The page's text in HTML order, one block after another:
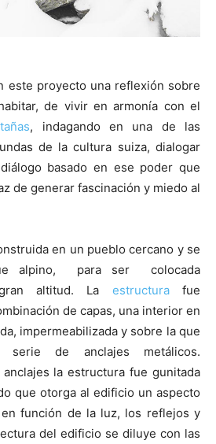
este proyecto una reflexión sobre
de vivir en armonía con el
, indagando en una de las
de la cultura suiza, dialogar
basado en ese poder que
de generar fascinación y miedo al
en un pueblo cercano y se
alpino, para ser colocada
altitud. La estructurafue
de capas, una interior en
impermeabilizada y sobre la que
serie de anclajes metálicos.
la estructura fue gunitada
que otorga al edificio un aspecto
función de la luz, los reflejos y
del edificio se diluye con las